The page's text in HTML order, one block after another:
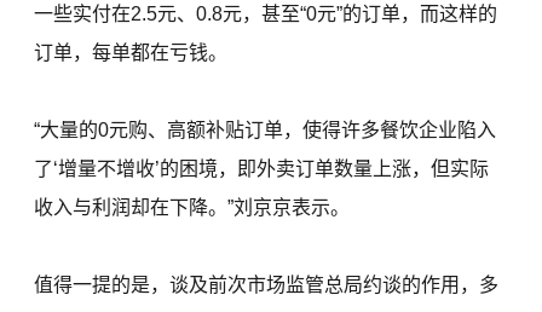
一些实付在2.5元、0.8元，甚至“0元”的订单，而这样的
订单，每单都在亏钱。
“大量的0元购、高额补贴订单，使得许多餐饮企业陷入
了‘增量不增收’的困境，即外卖订单数量上涨，但实际
收入与利润却在下降。”刘京京表示。
值得一提的是，谈及前次市场监管总局约谈的作用，多